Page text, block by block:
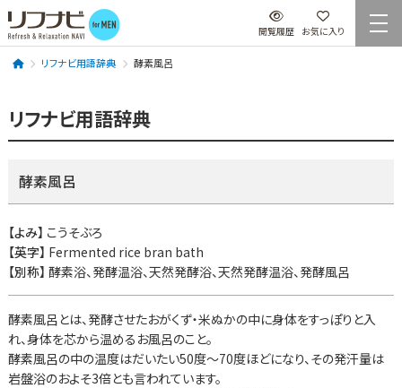
閲覧履歴 お気に入り
リフナビ用語辞典 酵素風呂
リフナビ用語辞典
酵素風呂
【よみ】 こうそぶろ
【英字】 Fermented rice bran bath
【別称】 酵素浴、発酵温浴、天然発酵浴、天然発酵温浴、発酵風呂
酵素風呂とは、発酵させたおがくず・米ぬかの中に身体をすっぽりと入
れ、身体を芯から温めるお風呂のこと。
酵素風呂の中の温度はだいたい50度～70度ほどになり、その発汗量は
岩盤浴のおよそ3倍とも言われています。